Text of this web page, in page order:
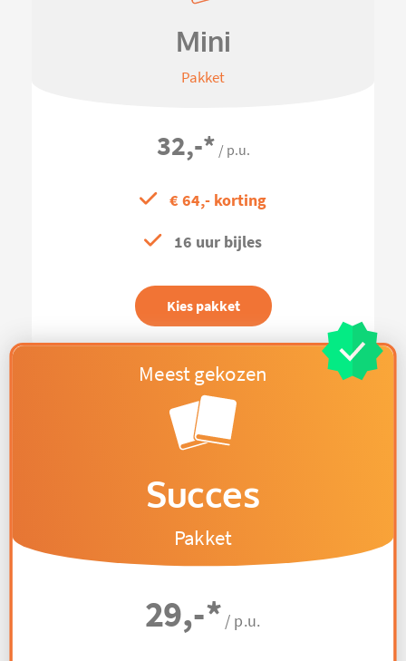
Mini
Pakket
32,-* / p.u.
€ 64,- korting
16 uur bijles
Kies pakket
Succes
Pakket
29,-* / p.u.